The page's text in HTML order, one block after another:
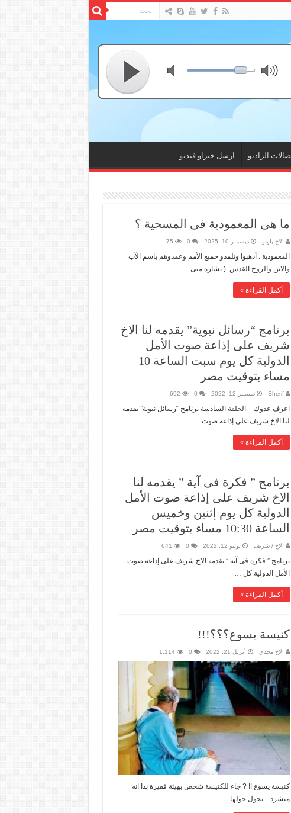
الراديو ارسل خبراو فيديو
ما هى المعمودية فى المسحية ؟
الاخ باولو ديسمبر 10, 2025 0
75
المعمودية : أذهبوا وتلمذو جميع الأمم وعمدوهم باسم الآب
والابن والروح القدس ( بشارة متى …
أكمل القراءة »
برنامج “رسائل نبوية” يقدمه لنا الاخ
شريف على إذاعة صوت الأمل
الدولية كل يوم سبت الساعة 10
مساء بتوقيت مصر
Sherif سبتمبر 12, 2022 0
692
اعرف عدوك – الحلقة السادسة برنامج “رسائل نبوية” يقدمه
لنا الاخ شريف على إذاعة صوت …
أكمل القراءة »
برنامج ” فكرة فى آية ” يقدمه لنا
الاخ شريف على إذاعة صوت الأمل
الدولية كل يوم إثنين وخميس
الساعة 10:30 مساء بتوقيت مصر
الاخ / شريف يوليو 12, 2022 0
641
برنامج ” فكرة فى آية ” يقدمه الاخ شريف على إذاعة صوت
الأمل الدولية كل …
أكمل القراءة »
كنيسة يسوع؟؟؟!!!
الاخ مجدي أبريل 21, 2022 0
1,114
كنيسة يسوع !! ? جاء للكنيسة شخص بهيئة فقيرة بدا انه
متشرد .. تجول حولها …